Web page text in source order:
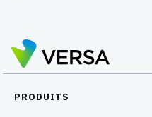
PRODUITS